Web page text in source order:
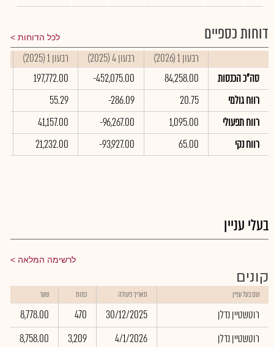
דוחות כספיים לכל הדוחות
רבעון 1 (2026) רבעון 4 (2025) רבעון 1 (2025)
סה"כ הכנסות
84,258.00
-452,075.00
197,772.00
רווח גולמי
20.75
-286.09
55.29
רווח תפעולי
1,095.00
-96,267.00
41,157.00
רווח נקי
65.00
-93,927.00
21,232.00
בעלי עניין
לרשימה המלאה
קונים
שם בעל עניין תאריך פעולה כמות שער
רוטשטיין נדלן 30/12/2025
470
8,778.00
רוטשטיין נדלן
4/1/2026
3,209
8,758.00